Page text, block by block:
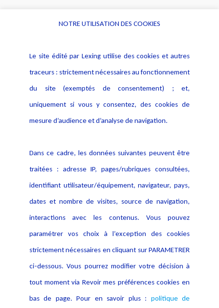
Alerte professionnelle
Déclaration d'accessibilité
Notice Légale
Politique de protection des
données
Publications
NOTRE UTILISATION DES COOKIES
Le site édité par Lexing utilise des cookies et autres
traceurs : strictement nécessaires au fonctionnement
du site (exemptés de consentement) ; et,
uniquement si vous y consentez, des cookies de
mesure d’audience et d’analyse de navigation.
Dans ce cadre, les données suivantes peuvent être
traitées : adresse IP, pages/rubriques consultées,
identifiant utilisateur/équipement, navigateur, pays,
dates et nombre de visites, source de navigation,
interactions avec les contenus. Vous pouvez
paramétrer vos choix à l’exception des cookies
strictement nécessaires en cliquant sur PARAMETRER
ci-dessous. Vous pourrez modifier votre décision à
tout moment via Revoir mes préférences cookies en
bas de page. Pour en savoir plus : politique de